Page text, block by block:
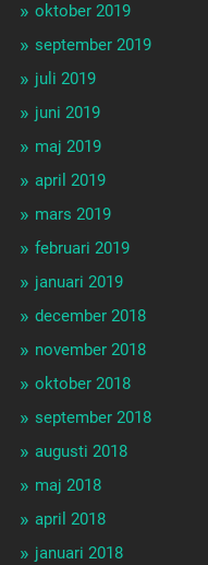
oktober 2019
september 2019
juli 2019
juni 2019
maj 2019
april 2019
mars 2019
februari 2019
januari 2019
december 2018
november 2018
oktober 2018
september 2018
augusti 2018
maj 2018
april 2018
januari 2018